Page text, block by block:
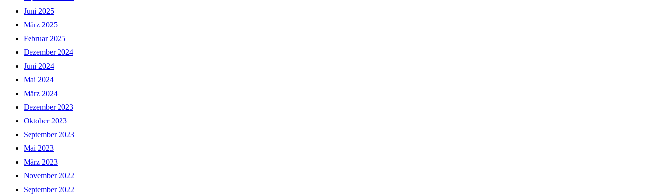
Juni 2025
März 2025
Februar 2025
Dezember 2024
Juni 2024
Mai 2024
März 2024
Dezember 2023
Oktober 2023
September 2023
Mai 2023
März 2023
November 2022
September 2022